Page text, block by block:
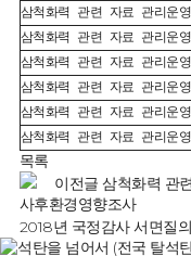
삼척화력 관련 자료 관리운
삼척화력 관련 자료 관리운
삼척화력 관련 자료 관리운
삼척화력 관련 자료 관리운
삼척화력 관련 자료 관리운
삼척화력 관련 자료 관리운
목록
이전글 삼척화력 관
사후환경영향조사
2018년 국정감사 서면질